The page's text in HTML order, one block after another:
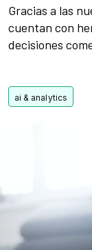
Gracias a las
cuentan con
decisiones